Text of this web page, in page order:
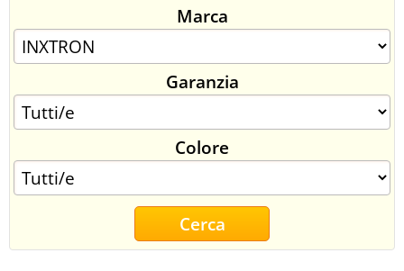
SINCRONIZZATI CON NOI
SPEDIZIONI
CONTATTI
Marca
Garanzia
Colore